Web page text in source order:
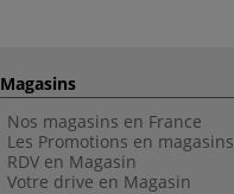
Magasins
Nos magasins en France
Les Promotions en magasins
RDV en Magasin
Votre drive en Magasin